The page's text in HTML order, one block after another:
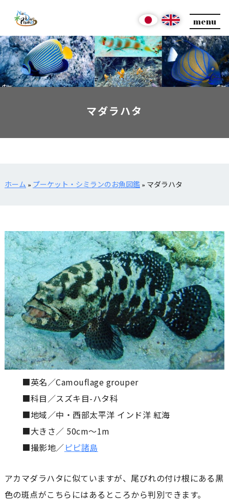
menu
マダラハタ
ホーム » プーケット・シミランのお魚図鑑» マダラハタ
■英名／Camouflage grouper
■科目／スズキ目-ハタ科
■地域／中・西部太平洋 インド洋 紅海
■大きさ／ 50cm〜1m
■撮影地／ピピ諸島
アカマダラハタに似ていますが、尾びれの付け根にある黒
色の斑点がこちらにはあるところから判別できます。